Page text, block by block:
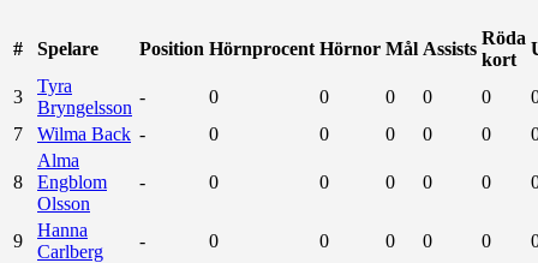
# Spelare Position Hörnprocent Hörnor Mål Assists
Röda
kort
3
Tyra
Bryngelsson
- 0 0 0 0 0
7
Wilma Back - 0 0 0 0 0
8
Alma
Engblom
Olsson
- 0 0 0 0 0
9
Hanna
Carlberg
- 0 0 0 0 0